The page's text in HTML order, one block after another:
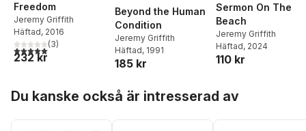
Freedom
Jeremy Griffith
Häftad, 2016
5,0utav 5 stjärnor. Totalt antal röster:
(3)
232 kr
Beyond the Human
Condition
Jeremy Griffith
Häftad, 1991
185 kr
Sermon On The
Beach
Jeremy Griffith
Häftad, 2024
110 kr
Du kanske också är intresserad av